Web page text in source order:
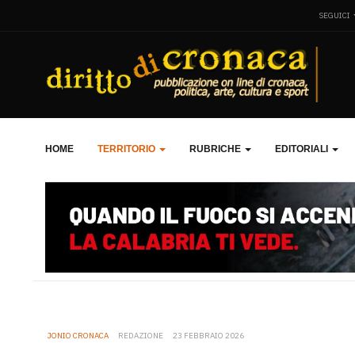
SEGUICI
HOME TERRITORIO RUBRICHE EDITORIALI
JONIO CRONACA REDAZIONE 23 FEBBRAIO 2026